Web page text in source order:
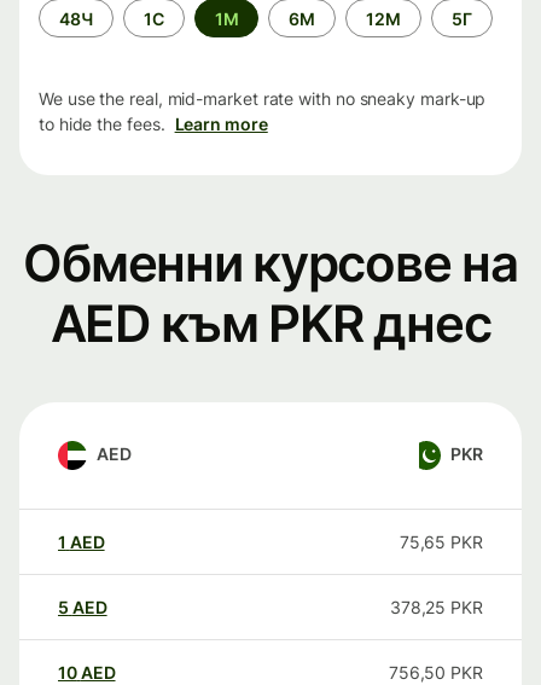
Time
period
48Ч 1С 1М 6М 12М 5Г
We use the real, mid-market rate with no sneaky mark-up
to hide the fees. Learn more
Обменни курсове на
AED към PKR днес
AED PKR
1 AED 75,65 PKR
5 AED 378,25 PKR
10AED 756,50 PKR